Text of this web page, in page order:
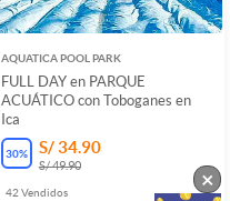
AQUATICA POOL PARK
FULL DAY en PARQUE
ACUÁTICO con Toboganes en
Ica
30% S/ 34.90
S/ 49.90
42 Vendidos
×